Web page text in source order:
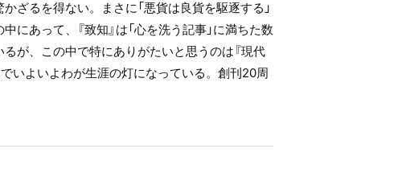
ざるを得ない。まさに「悪貨は良貨を駆逐する」
あって、『致知』は「心を洗う記事」に満ちた数
が、この中で特にありがたいと思うのは『現代
いよいよわが生涯の灯になっている。創刊20周